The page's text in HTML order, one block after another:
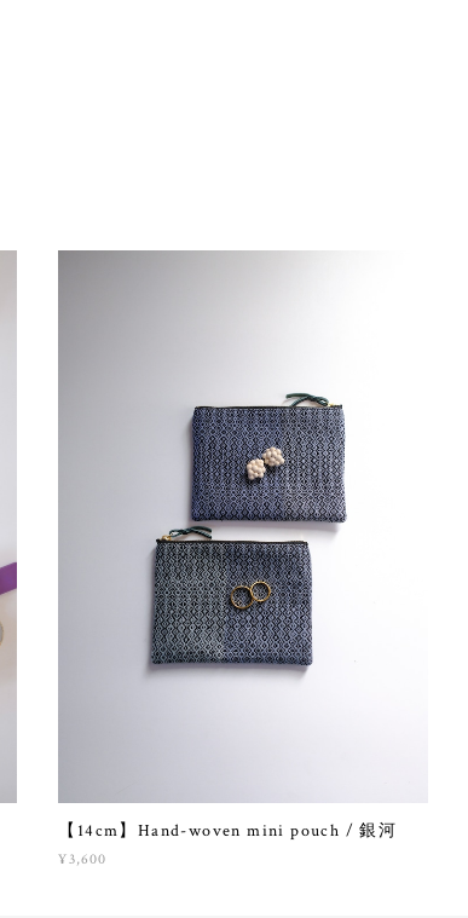
【14cm】Hand-woven mini pouch / 銀河
¥3,600